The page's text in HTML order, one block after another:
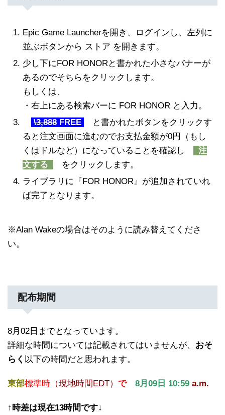
Epic Game Launcherを開き、ログインし、左列に
並ぶボタンから ストア を開きます。
少し下にFOR HONORと書かれた小さなバナーが
あるのでそちらをクリックします。
もしくは、
・右上にある検索バーに FOR HONOR と入力。
\3,888 FREE
と書かれたボタンをクリックす
ると注文画面に進むのでお支払金額が0円（もし
くはドルなど）になっていることを確認し
注
文する
をクリックします。
ライブラリに『FOR HONOR』が追加されていれ
ば完了となります。
※Alan Wakeの場合はそのように読み替えてくださ
い。
配布期間
8月02日までとなっています。
詳細な時間については記載されてはいませんが、 おそ
らく 以下の時間だと思われます。
東部標準時 （現地時間EDT） で 8月09日 10:59 a.m.
↑時差は現在13時間です↓